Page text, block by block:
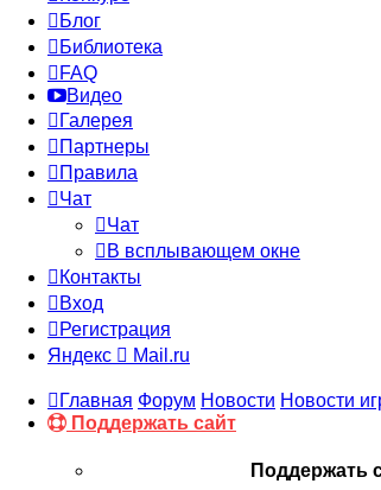
Блог
Библиотека
FAQ
Видео
Галерея
Партнеры
Правила
Чат
Чат
В всплывающем окне
Контакты
Вход
Регистрация
Яндекс
Mail.ru
Главная Форум Новости Новости
Поддержать сайт
Поддержать